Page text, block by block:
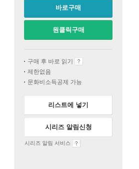
바로구매
원클릭구매
구매 후 바로 읽기
제한없음
문화비소득공제 가능
리스트에 넣기
시리즈 알림신청
시리즈 알림 서비스